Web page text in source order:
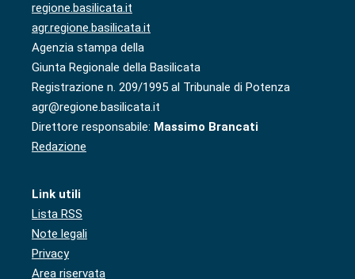
regione.basilicata.it
agr.regione.basilicata.it
Agenzia stampa della
Giunta Regionale della Basilicata
Registrazione n. 209/1995 al Tribunale di Potenza
agr@regione.basilicata.it
Direttore responsabile: Massimo Brancati
Redazione
Link utili
Lista RSS
Note legali
Privacy
Area riservata